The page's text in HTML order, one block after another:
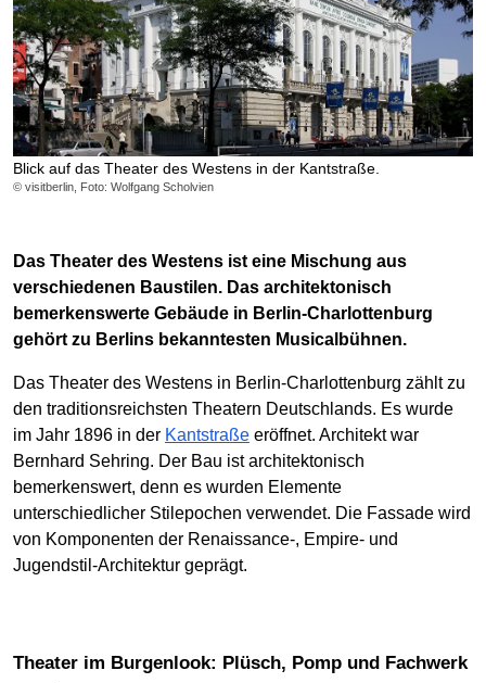
Blick auf das Theater des Westens in der Kantstraße.
© visitberlin, Foto: Wolfgang Scholvien
Das Theater des Westens ist eine Mischung aus
verschiedenen Baustilen. Das architektonisch
bemerkenswerte Gebäude in Berlin-Charlottenburg
gehört zu Berlins bekanntesten Musicalbühnen.
Das Theater des Westens in Berlin-Charlottenburg zählt zu
den traditionsreichsten Theatern Deutschlands. Es wurde
im Jahr 1896 in der Kantstraße eröffnet. Architekt war
Bernhard Sehring. Der Bau ist architektonisch
bemerkenswert, denn es wurden Elemente
unterschiedlicher Stilepochen verwendet. Die Fassade wird
von Komponenten der Renaissance-, Empire- und
Jugendstil-Architektur geprägt.
Theater im Burgenlook: Plüsch, Pomp und Fachwerk